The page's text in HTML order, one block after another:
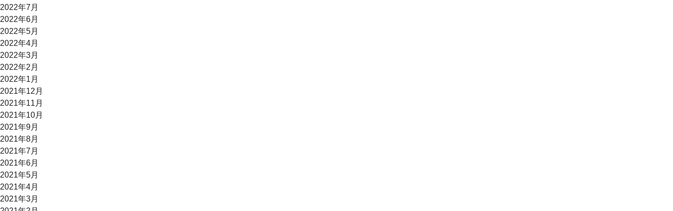
2022年7月
2022年6月
2022年5月
2022年4月
2022年3月
2022年2月
2022年1月
2021年12月
2021年11月
2021年10月
2021年9月
2021年8月
2021年7月
2021年6月
2021年5月
2021年4月
2021年3月